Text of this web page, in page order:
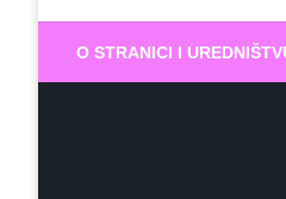
O STRANICI I